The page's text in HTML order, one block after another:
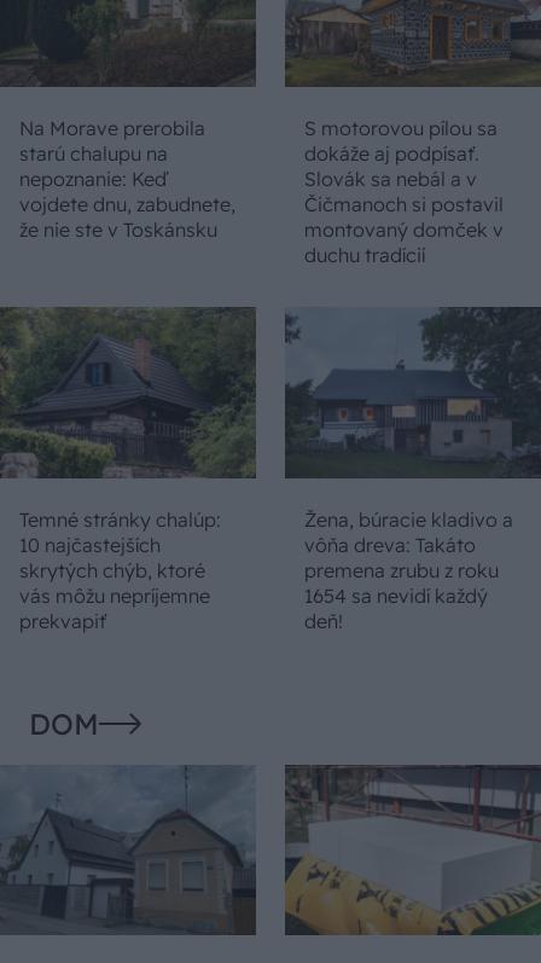
Na Morave prerobila
starú chalupu na
nepoznanie: Keď
vojdete dnu, zabudnete,
že nie ste v Toskánsku
S motorovou pílou sa
dokáže aj podpísať.
Slovák sa nebál a v
Čičmanoch si postavil
montovaný domček v
duchu tradícií
Temné stránky chalúp:
10 najčastejších
skrytých chýb, ktoré
vás môžu nepríjemne
prekvapiť
Žena, búracie kladivo a
vôňa dreva: Takáto
premena zrubu z roku
1654 sa nevidí každý
deň!
DOM